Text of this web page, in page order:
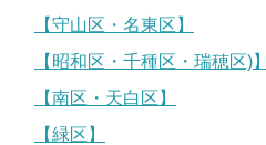
【守山区・名東区】
【昭和区・千種区・瑞穂区)】
【南区・天白区】
【緑区】